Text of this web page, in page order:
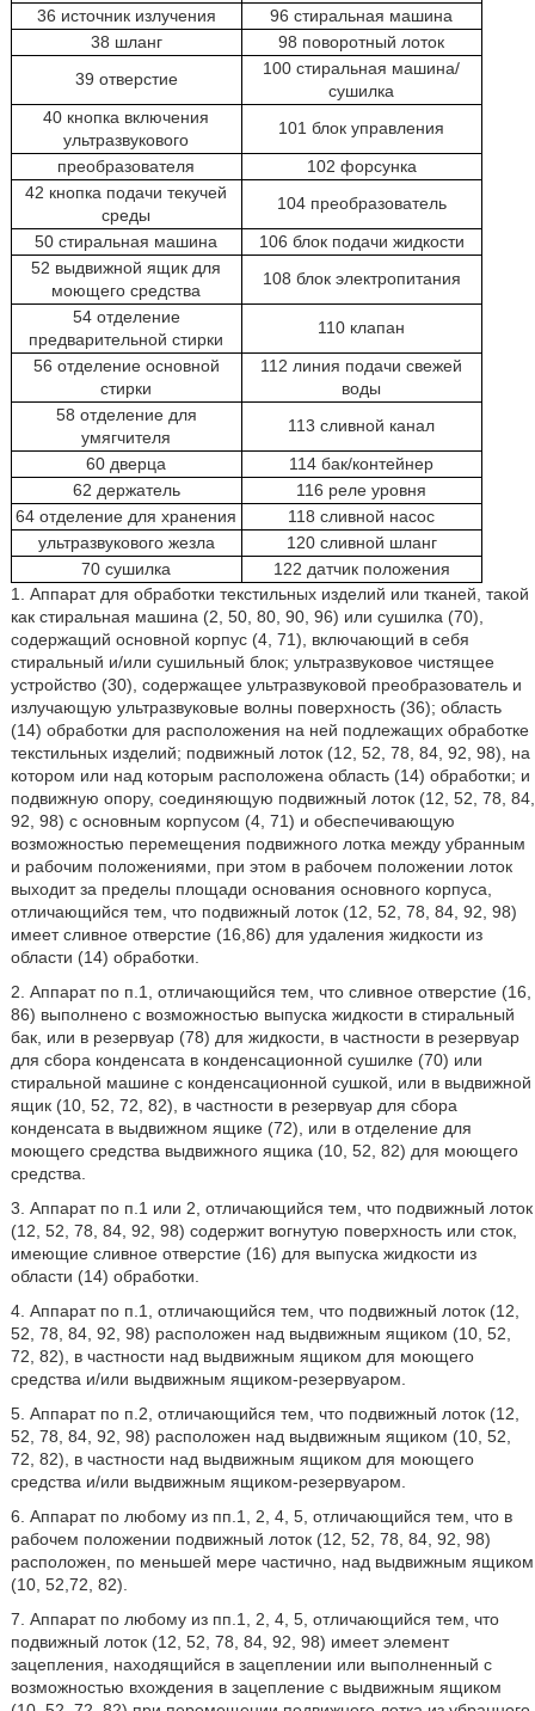
36 источник излучения
96 стиральная машина
38 шланг
98 поворотный лоток
39 отверстие
100 стиральная машина/
сушилка
40 кнопка включения
ультразвукового
101 блок управления
преобразователя
102 форсунка
42 кнопка подачи текучей
среды
104 преобразователь
50 стиральная машина
106 блок подачи жидкости
52 выдвижной ящик для
моющего средства
108 блок электропитания
54 отделение
предварительной стирки
110 клапан
56 отделение основной
стирки
112 линия подачи свежей
воды
58 отделение для
умягчителя
113 сливной канал
60 дверца
114 бак/контейнер
62 держатель
116 реле уровня
64 отделение для хранения
118 сливной насос
ультразвукового жезла
120 сливной шланг
70 сушилка
122 датчик положения
1. Аппарат для обработки текстильных изделий или тканей, такой
как стиральная машина (2, 50, 80, 90, 96) или сушилка (70),
содержащий основной корпус (4, 71), включающий в себя
стиральный и/или сушильный блок; ультразвуковое чистящее
устройство (30), содержащее ультразвуковой преобразователь и
излучающую ультразвуковые волны поверхность (36); область
(14) обработки для расположения на ней подлежащих обработке
текстильных изделий; подвижный лоток (12, 52, 78, 84, 92, 98), на
котором или над которым расположена область (14) обработки; и
подвижную опору, соединяющую подвижный лоток (12, 52, 78, 84,
92, 98) с основным корпусом (4, 71) и обеспечивающую
возможностью перемещения подвижного лотка между убранным
и рабочим положениями, при этом в рабочем положении лоток
выходит за пределы площади основания основного корпуса,
отличающийся тем, что подвижный лоток (12, 52, 78, 84, 92, 98)
имеет сливное отверстие (16,86) для удаления жидкости из
области (14) обработки.
2. Аппарат по п.1, отличающийся тем, что сливное отверстие (16,
86) выполнено с возможностью выпуска жидкости в стиральный
бак, или в резервуар (78) для жидкости, в частности в резервуар
для сбора конденсата в конденсационной сушилке (70) или
стиральной машине с конденсационной сушкой, или в выдвижной
ящик (10, 52, 72, 82), в частности в резервуар для сбора
конденсата в выдвижном ящике (72), или в отделение для
моющего средства выдвижного ящика (10, 52, 82) для моющего
средства.
3. Аппарат по п.1 или 2, отличающийся тем, что подвижный лоток
(12, 52, 78, 84, 92, 98) содержит вогнутую поверхность или сток,
имеющие сливное отверстие (16) для выпуска жидкости из
области (14) обработки.
4. Аппарат по п.1, отличающийся тем, что подвижный лоток (12,
52, 78, 84, 92, 98) расположен над выдвижным ящиком (10, 52,
72, 82), в частности над выдвижным ящиком для моющего
средства и/или выдвижным ящиком-резервуаром.
5. Аппарат по п.2, отличающийся тем, что подвижный лоток (12,
52, 78, 84, 92, 98) расположен над выдвижным ящиком (10, 52,
72, 82), в частности над выдвижным ящиком для моющего
средства и/или выдвижным ящиком-резервуаром.
6. Аппарат по любому из пп.1, 2, 4, 5, отличающийся тем, что в
рабочем положении подвижный лоток (12, 52, 78, 84, 92, 98)
расположен, по меньшей мере частично, над выдвижным ящиком
(10, 52,72, 82).
7. Аппарат по любому из пп.1, 2, 4, 5, отличающийся тем, что
подвижный лоток (12, 52, 78, 84, 92, 98) имеет элемент
зацепления, находящийся в зацеплении или выполненный с
возможностью вхождения в зацепление с выдвижным ящиком